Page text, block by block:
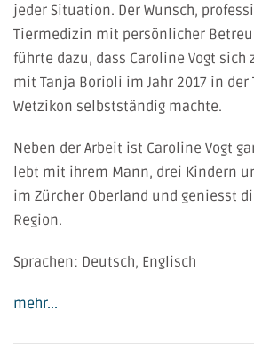
jeder Situation. Der Wunsch,
Tiermedizin mit persönlicher
führte dazu, dass Caroline Vogt sich
mit Tanja Borioli im Jahr 2017 in der
Wetzikon selbstständig machte.
Neben der Arbeit ist Caroline Vogt
lebt mit ihrem Mann, drei Kindern
im Zürcher Oberland und geniesst
Region.
Sprachen: Deutsch, Englisch
mehr...